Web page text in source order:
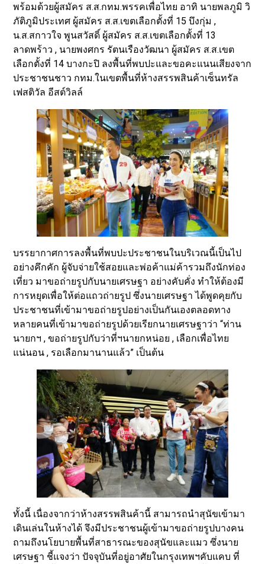
พร้อมด้วยผู้สมัคร ส.ส.กทม.พรรคเพื่อไทย อาทิ นายพลภูมิ วิ
ภัติภูมิประเทศ ผู้สมัคร ส.ส.เขตเลือกตั้งที่ 15 บึงกุ่ม ,
น.ส.สกาวใจ พูนสวัสดิ์ ผู้สมัคร ส.ส.เขตเลือกตั้งที่ 13
ลาดพร้าว , นายพงศกร รัตนเรืองวัฒนา ผู้สมัคร ส.ส.เขต
เลือกตั้งที่ 14 บางกะปิ ลงพื้นที่พบปะและขอคะแนนเสียงจาก
ประชาชนชาว กทม.ในเขตพื้นที่ห้างสรรพสินค้าเซ็นทรัล
เฟสติวัล อีสต์วิลล์
บรรยากาศการลงพื้นที่พบปะประชาชนในบริเวณนี้เป็นไป
อย่างคึกคัก ผู้จับจ่ายใช้สอยและพ่อค้าแม่ค้ารวมถึงนักท่อง
เที่ยว มาขอถ่ายรูปกับนายเศรษฐา อย่างคับคั่ง ทำให้ต้องมี
การหยุดเพื่อให้ต่อแถวถ่ายรูป ซึ่งนายเศรษฐา ได้พูดคุยกับ
ประชาชนที่เข้ามาขอถ่ายรูปอย่างเป็นกันเองตลอดทาง
หลายคนที่เข้ามาขอถ่ายรูปด้วยเรียกนายเศรษฐาว่า “ท่าน
นายกฯ , ขอถ่ายรูปกับว่าที่ฯนายกหน่อย , เลือกเพื่อไทย
แน่นอน , รอเลือกมานานแล้ว” เป็นต้น
ทั้งนี้ เนื่องจากว่าห้างสรรพสินค้านี้ สามารถนำสุนัขเข้ามา
เดินเล่นในห้างได้ จึงมีประชาชนผู้เข้ามาขอถ่ายรูปบางคน
ถามถึงนโยบายพื้นที่สาธารณะของสุนัขและแมว ซึ่งนาย
เศรษฐา ชี้แจงว่า ปัจจุบันที่อยู่อาศัยในกรุงเทพฯคับแคบ ที่